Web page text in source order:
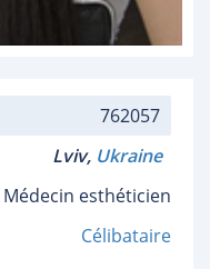
762057
Lviv, Ukraine
Médecin esthéticien
Célibataire